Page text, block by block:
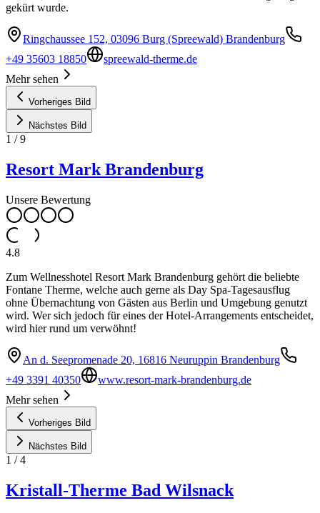
gekürt wurde.
Ringchaussee 152, 03096 Burg (Spreewald) Brandenburg
+49 35603 18850
spreewald-therme.de
Mehr sehen
Vorheriges Bild
Nächstes Bild
1 /9
Resort Mark Brandenburg
Unsere Bewertung
4.8
Zum Wellnesshotel Resort Mark Brandenburg gehört die beliebte
Fontane Therme, welche auch gerne als Day Spa-Tagesausflug
ohne Übernachtung von Gästen aus Berlin und Umgebung genutzt
wird. Wer sich jedoch für eines der Hotel-Arrangements entscheidet,
wird hier rund um verwöhnt!
An d. Seepromenade 20, 16816 Neuruppin Brandenburg
+49 3391 40350
www.resort-mark-brandenburg.de
Mehr sehen
Vorheriges Bild
Nächstes Bild
1 /4
Kristall-Therme Bad Wilsnack